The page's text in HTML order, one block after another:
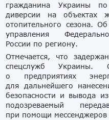
гражданина Украины
диверсии на объектах
отопительного сезона.
управления
России по региону.
Отмечается, что
спецслужб Украины.
о предприятиях
для дальнейшего
безопасности и вывода
подозреваемый
при помощи мессенджеров